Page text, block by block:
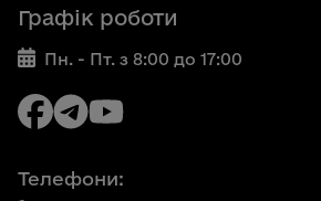
Графік роботи
Пн. - Пт. з 8:00 до 17:00
Телефони: